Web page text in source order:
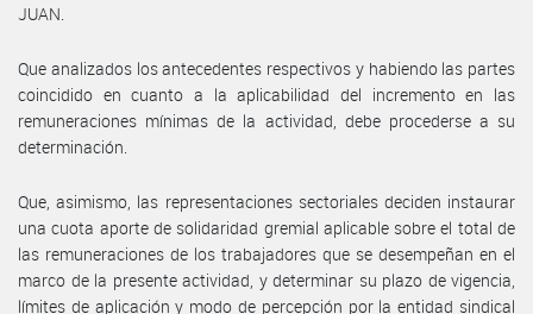
JUAN.
Que analizados los antecedentes respectivos y habiendo las partes
coincidido en cuanto a la aplicabilidad del incremento en las
remuneraciones mínimas de la actividad, debe procederse a su
determinación.
Que, asimismo, las representaciones sectoriales deciden instaurar
una cuota aporte de solidaridad gremial aplicable sobre el total de
las remuneraciones de los trabajadores que se desempeñan en el
marco de la presente actividad, y determinar su plazo de vigencia,
límites de aplicación y modo de percepción por la entidad sindical